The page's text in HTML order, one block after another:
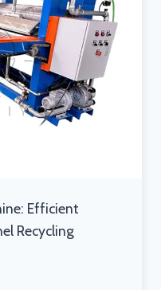
Efficient
Recycling